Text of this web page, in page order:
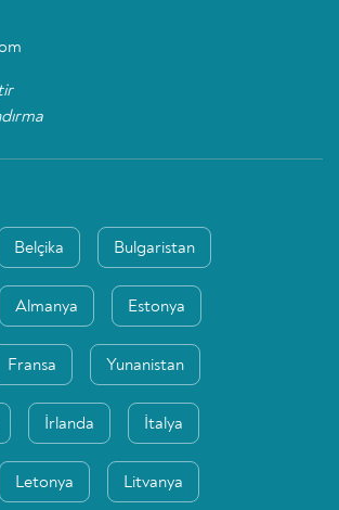
Belçika Bulgaristan
Almanya Estonya
Fransa Yunanistan
İrlanda İtalya
Letonya Litvanya